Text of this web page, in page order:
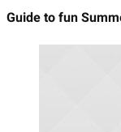
Guide to fun